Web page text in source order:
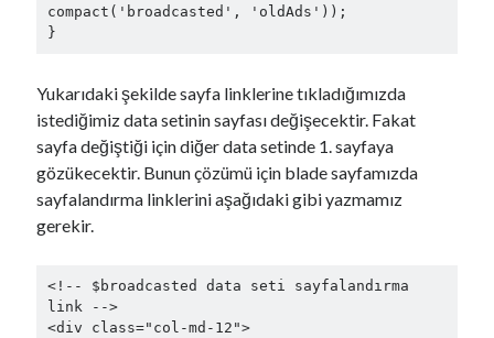
compact('broadcasted', 'oldAds'));
Yukarıdaki şekilde sayfa linklerine tıkladığımızda
istediğimiz data setinin sayfası değişecektir. Fakat
sayfa değiştiği için diğer data setinde 1. sayfaya
gözükecektir. Bunun çözümü için blade sayfamızda
sayfalandırma linklerini aşağıdaki gibi yazmamız
gerekir.
<!-- $broadcasted data seti sayfalandırma
link -->
<div class="col-md-12">